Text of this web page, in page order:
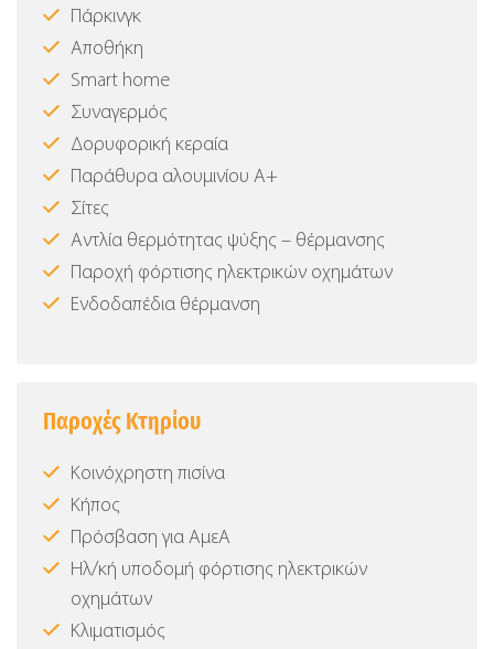
Πάρκινγκ
Αποθήκη
Smart home
Συναγερμός
Δορυφορική κεραία
Παράθυρα αλουμινίου Α+
Σίτες
Αντλία θερμότητας ψύξης – θέρμανσης
Παροχή φόρτισης ηλεκτρικών οχημάτων
Ενδοδαπέδια θέρμανση
Παροχές Κτηρίου
Κοινόχρηστη πισίνα
Κήπος
Πρόσβαση για ΑμεΑ
Ηλ/κή υποδομή φόρτισης ηλεκτρικών
οχημάτων
Κλιματισμός